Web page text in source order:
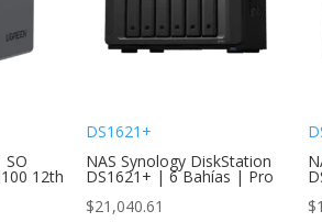
SO
12th
DS1621+
NAS Synology DiskStation
DS1621+ | 6 Bahías | Pro
$21,040.61
$